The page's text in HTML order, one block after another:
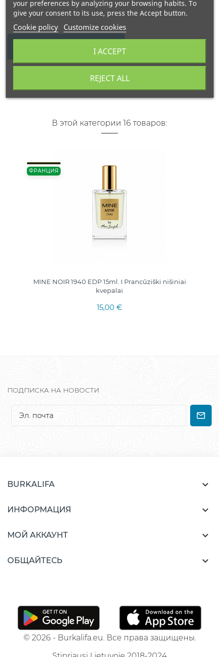
WRITE YOUR REVIEW
В этой категории 16 товаров:
ФРАНЦИЯ
MINE NOIR 1940 EDP 15ml. I Prancūziški nišiniai
kvepalai
15,00 €
ПОДПИСКА НА НОВОСТИ
BURKALIFA 
ИНФОРМАЦИЯ 
МОЙ АККАУНТ 
ОБЩАЙТЕСЬ 
© 2026 - Burkalifa.eu. Все права защищены.
your preferences by analyzing your browsing habits. To
give your consent to its use, press the Accept button.
Cookie policy Customize cookies
REJECT ALL
I ACCEPT